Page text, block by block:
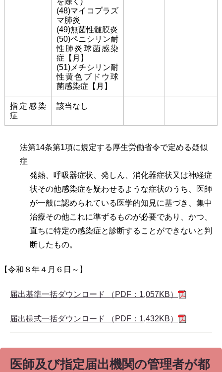
(48)マイコプラズ
マ肺炎
(49)無菌性髄膜炎
(50)ペニシリン耐
性肺炎球菌感染
症【月】
(51)メチシリン耐
性黄色ブドウ球
菌感染症【月】
指定感染
症
該当なし
法第14条第1項に規定する厚生労働省令で定める疑似
症
発熱、呼吸器症状、発しん、消化器症状又は神経症
状その他感染症を疑わせるような症状のうち、医師
が一般に認められている医学的知見に基づき、集中
治療その他これに準ずるものが必要であり、かつ、
直ちに特定の感染症と診断することができないと判
断したもの。
【令和８年４月６日～】
届出基準一括ダウンロード （PDF：1,057KB）
届出様式一括ダウンロード （PDF：1,432KB）
医師及び指定届出機関の管理者が都